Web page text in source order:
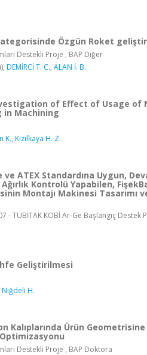
Özgün Roket
Destekli Proje , BAP Diğer
DEMİRCİ T. C., ALAN İ. B.
of Effect of Usage of
in Machining
K., Kızılkaya H. Z.
ve ATEX Standardına Uygun,
Ağırlık Kontrolü Yapabilen,
Montajı Makinesi Tasarımı
- TÜBİTAK KOBİ Ar-Ge Başlangıç Destek
Geliştirilmesi
Niğdeli H.
Kalıplarında Ürün
Destekli Proje , BAP Doktora